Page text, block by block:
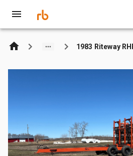
1983 Riteway